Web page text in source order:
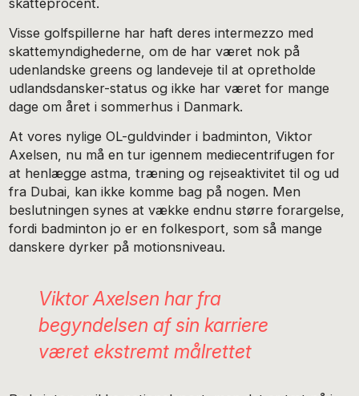
skatteprocent.
Visse golfspillerne har haft deres intermezzo med
skattemyndighederne, om de har været nok på
udenlandske greens og landeveje til at opretholde
udlandsdansker-status og ikke har været for mange
dage om året i sommerhus i Danmark.
At vores nylige OL-guldvinder i badminton, Viktor
Axelsen, nu må en tur igennem mediecentrifugen for
at henlægge astma, træning og rejseaktivitet til og ud
fra Dubai, kan ikke komme bag på nogen. Men
beslutningen synes at vække endnu større forargelse,
fordi badminton jo er en folkesport, som så mange
danskere dyrker på motionsniveau.
Viktor Axelsen har fra
begyndelsen af sin karriere
været ekstremt målrettet